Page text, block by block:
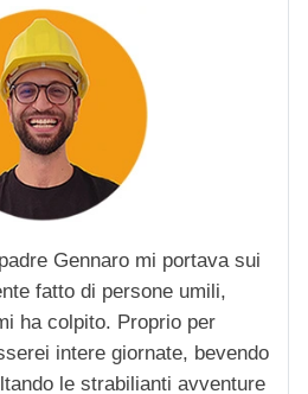
Gennaro mi portava sui
fatto di persone umili,
ha colpito. Proprio per
intere giornate, bevendo
le strabilianti avventure